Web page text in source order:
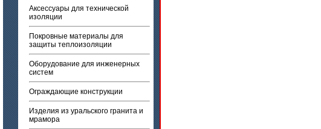
Аксессуары для технической
изоляции
Покровные материалы для
защиты теплоизоляции
Оборудование для инженерных
систем
Ограждающие конструкции
Изделия из уральского гранита и
мрамора